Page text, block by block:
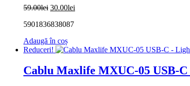
59.00lei Prețul
a
59.00lei.
30.00lei
5901836838087
Adaugă în coș
Reduceri!
Cablu Maxlife MXUC-05 USB-